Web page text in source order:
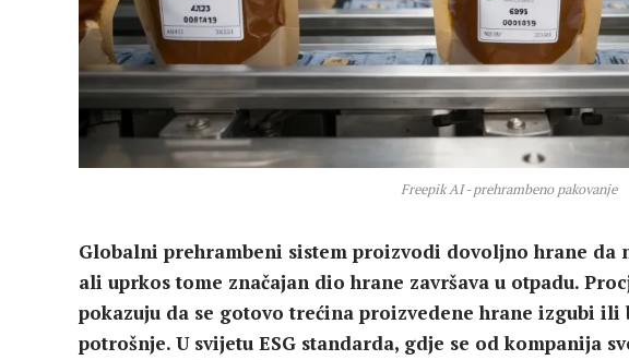
Freepik AI - prehrambeno pakovanje
Globalni prehrambeni sistem proizvodi dovoljno hrane da
ali uprkos tome značajan dio hrane završava u otpadu.
pokazuju da se gotovo trećina proizvedene hrane izgubi
potrošnje. U svijetu ESG standarda, gdje se od kompanija